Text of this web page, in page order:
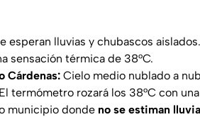
esperan lluvias y chubascos
sensación térmica de 38°C.
Cárdenas: Cielo medio nublado a
termómetro rozará los 38°C con
municipio donde no se estiman